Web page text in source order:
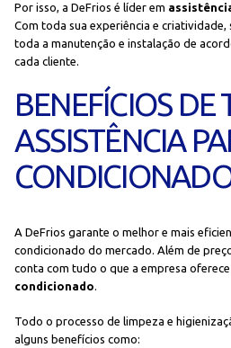
Por isso, a DeFrios é líder em
Com toda sua experiência e
toda a manutenção e instalação de
cada cliente.
BENEFÍCIOS DE
ASSISTÊNCIA
A DeFrios garante o melhor e mais
condicionado do mercado. Além de
conta com tudo o que a empresa oferece
condicionado.
Todo o processo de limpeza e
alguns benefícios como: